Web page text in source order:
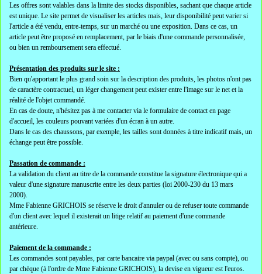
Les offres sont valables dans la limite des stocks disponibles, sachant que chaque article
est unique. Le site permet de visualiser les articles mais, leur disponibilité peut varier si
l'article a été vendu, entre-temps, sur un marché ou une exposition. Dans ce cas, un
article peut être proposé en remplacement, par le biais d'une commande personnalisée,
ou bien un remboursement sera effectué.
Présentation des produits sur le site :
Bien qu'apportant le plus grand soin sur la description des produits, les photos n'ont pas
de caractère contractuel, un léger changement peut exister entre l'image sur le net et la
réalité de l'objet commandé.
En cas de doute, n'hésitez pas à me contacter via le formulaire de contact en page
d'accueil, les couleurs pouvant variées d'un écran à un autre.
Dans le cas des chaussons, par exemple, les tailles sont données à titre indicatif mais, un
échange peut être possible.
Passation de commande :
La validation du client au titre de la commande constitue la signature électronique qui a
valeur d'une signature manuscrite entre les deux parties (loi 2000-230 du 13 mars
2000).
Mme Fabienne GRICHOIS se réserve le droit d'annuler ou de refuser toute commande
d'un client avec lequel il existerait un litige relatif au paiement d'une commande
antérieure.
Paiement de la commande :
Les commandes sont payables, par carte bancaire via paypal (avec ou sans compte), ou
par chèque (à l'ordre de Mme Fabienne GRICHOIS), la devise en vigueur est l'euros.